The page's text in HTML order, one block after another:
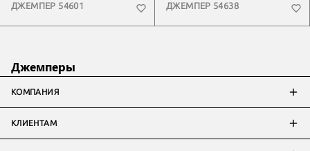
ДЖЕМПЕР 54601 ДЖЕМПЕР 54638
Джемперы
КОМПАНИЯ
КЛИЕНТАМ